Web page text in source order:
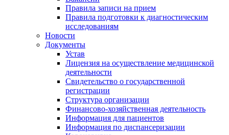
Правила записи на прием
Правила подготовки к диагностическим
исследованиям
Новости
Документы
Устав
Лицензия на осуществление медицинской
деятельности
Свидетельство о государственной
регистрации
Структура организации
Финансово-хозяйственная деятельность
Информация для пациентов
Информация по диспансеризации